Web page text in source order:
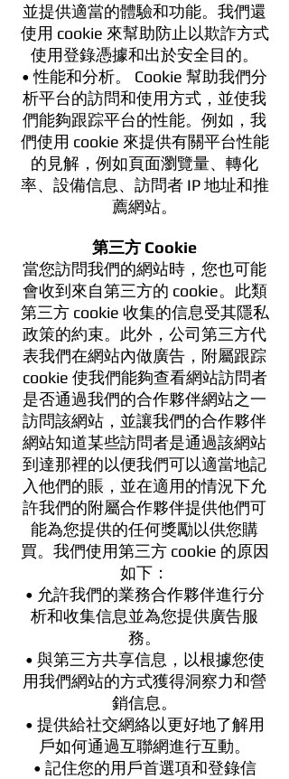
並提供適當的體驗和功能。我們還
使用 cookie 來幫助防止以欺詐方式
使用登錄憑據和出於安全目的。
• 性能和分析。 Cookie 幫助我們分
析平台的訪問和使用方式，並使我
們能夠跟踪平台的性能。例如，我
們使用 cookie 來提供有關平台性能
的見解，例如頁面瀏覽量、轉化
率、設備信息、訪問者 IP 地址和推
薦網站。
第三方 Cookie
當您訪問我們的網站時，您也可能
會收到來自第三方的 cookie。此類
第三方 cookie 收集的信息受其隱私
政策的約束。此外，公司第三方代
表我們在網站內做廣告，附屬跟踪
cookie 使我們能夠查看網站訪問者
是否通過我們的合作夥伴網站之一
訪問該網站，並讓我們的合作夥伴
網站知道某些訪問者是通過該網站
到達那裡的以便我們可以適當地記
入他們的賬，並在適用的情況下允
許我們的附屬合作夥伴提供他們可
能為您提供的任何獎勵以供您購
買。我們使用第三方 cookie 的原因
如下：
• 允許我們的業務合作夥伴進行分
析和收集信息並為您提供廣告服
務。
• 與第三方共享信息，以根據您使
用我們網站的方式獲得洞察力和營
銷信息。
• 提供給社交網絡以更好地了解用
戶如何通過互聯網進行互動。
• 記住您的用戶首選項和登錄信